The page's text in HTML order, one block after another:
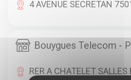
4 AVENUE SECRETAN
Bouygues Telecom -
RER A CHATELET